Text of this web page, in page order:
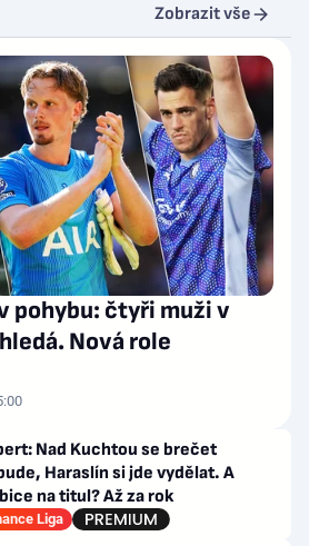
Zobrazit vše
pohybu: čtyři muži v
Nová role
Nad Kuchtou se brečet
Haraslín si jde vydělat. A
na titul? Až za rok
Liga